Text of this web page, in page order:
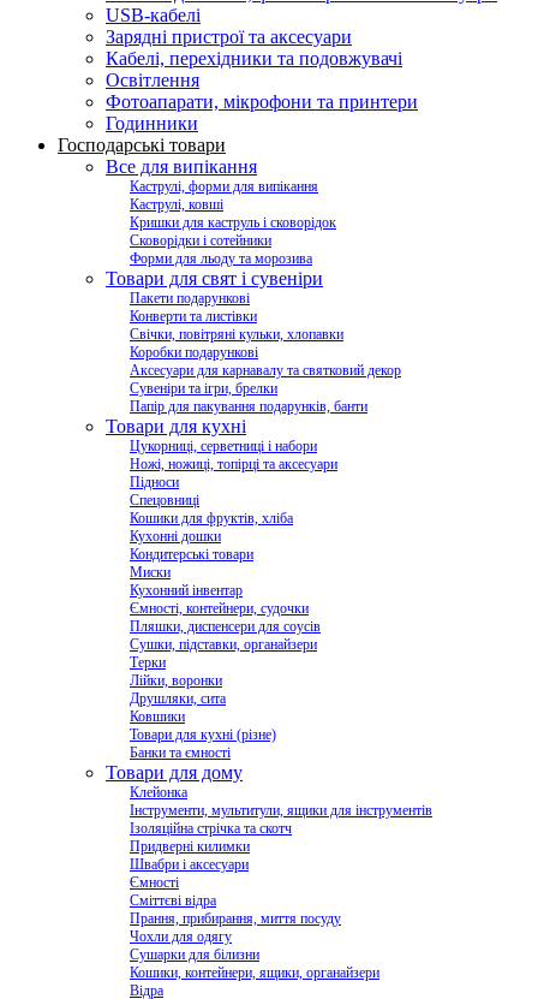
USB-кабелі
Зарядні пристрої та аксесуари
Кабелі, перехідники та подовжувачі
Освітлення
Фотоапарати, мікрофони та принтери
Годинники
Господарські товари
Все для випікання
Каструлі, форми для випікання
Каструлі, ковші
Кришки для каструль і сковорідок
Сковорідки і сотейники
Форми для льоду та морозива
Товари для свят і сувеніри
Пакети подарункові
Конверти та листівки
Свічки, повітряні кульки, хлопавки
Коробки подарункові
Аксесуари для карнавалу та святковий декор
Сувеніри та ігри, брелки
Папір для пакування подарунків, банти
Товари для кухні
Цукорниці, серветниці і набори
Ножі, ножиці, топірці та аксесуари
Підноси
Спецовниці
Кошики для фруктів, хліба
Кухонні дошки
Кондитерські товари
Миски
Кухонний інвентар
Ємності, контейнери, судочки
Пляшки, диспенсери для соусів
Сушки, підставки, органайзери
Терки
Лійки, воронки
Друшляки, сита
Ковшики
Товари для кухні (різне)
Банки та ємності
Товари для дому
Клейонка
Інструменти, мультитули, ящики для інструментів
Ізоляційна стрічка та скотч
Придверні килимки
Швабри і аксесуари
Ємності
Сміттєві відра
Прання, прибирання, миття посуду
Чохли для одягу
Сушарки для білизни
Кошики, контейнери, ящики, органайзери
Відра